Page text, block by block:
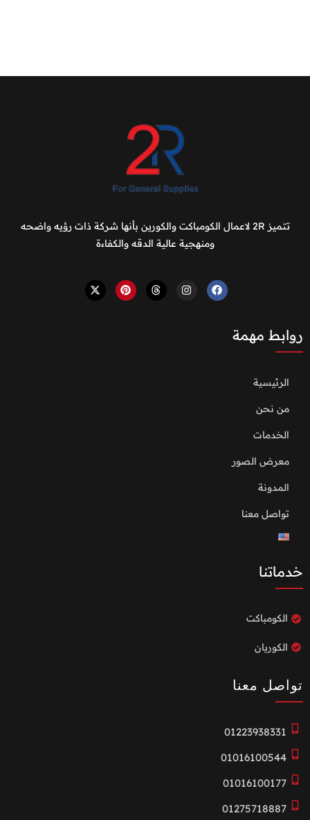
تتميز 2R لاعمال الكومباكت والكورين بأنها شركة ذات رؤيه واضحه
ومنهجية عالية الدقه والكفاءة
روابط مهمة
الرئيسية
من نحن
الخدمات
معرض الصور
المدونة
تواصل معنا
خدماتنا
الكومباكت
الكوريان
تواصل معنا
01223938331
01016100544
01016100177
01275718887